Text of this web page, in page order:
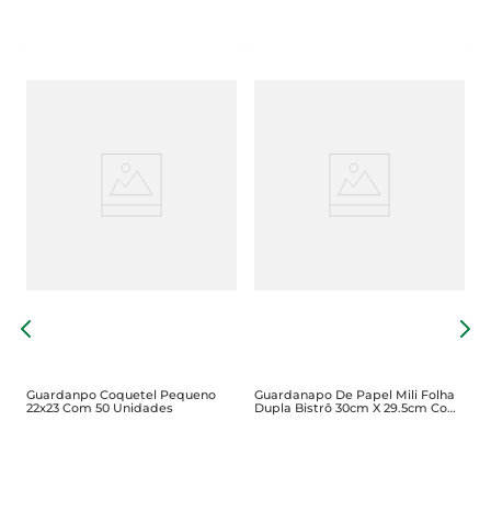
Guardanpo Coquetel Pequeno
22x23 Com 50 Unidades
Guardanapo De Papel Mili Folha
Dupla Bistrô 30cm X 29.5cm Com
50 Unidades